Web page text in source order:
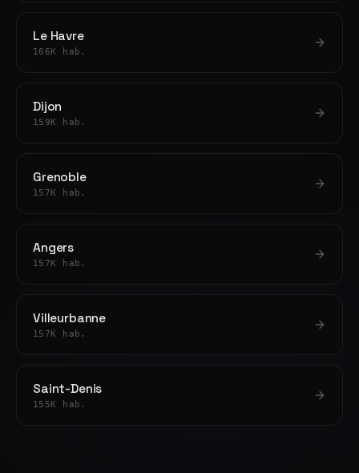
Le Havre
166K hab.
Dijon
159K hab.
Grenoble
157K hab.
Angers
157K hab.
Villeurbanne
157K hab.
Saint-Denis
155K hab.